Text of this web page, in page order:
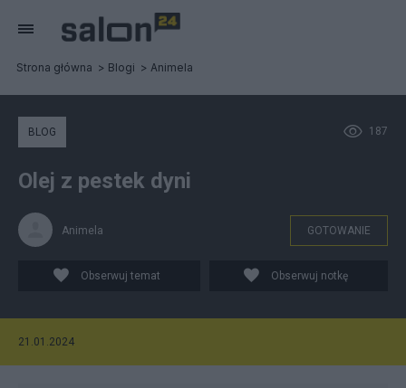
Strona główna Blogi Animela
187
BLOG
Olej z pestek dyni
Animela GOTOWANIE
Obserwuj temat Obserwuj notkę
21.01.2024